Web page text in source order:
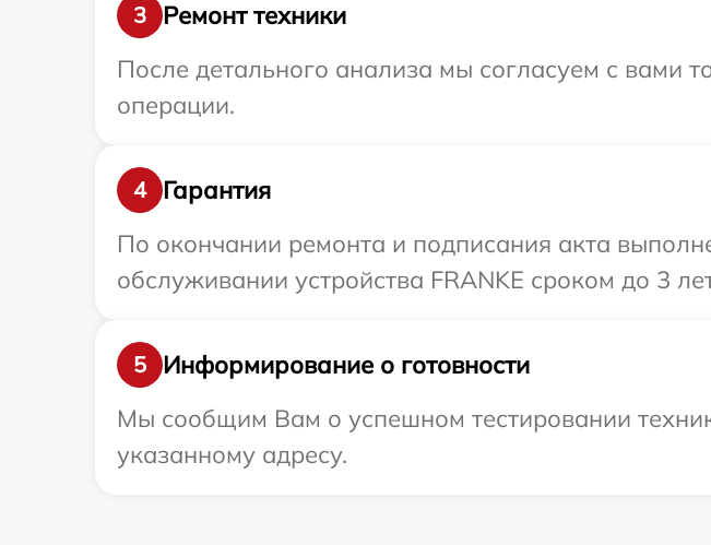
3
Ремонт техники
После детального анализа мы согласуем с вами
операции.
4
Гарантия
По окончании ремонта и подписания акта
обслуживании устройства FRANKE сроком до 3
5
Информирование о готовности
Мы сообщим Вам о успешном тестировании
указанному адресу.